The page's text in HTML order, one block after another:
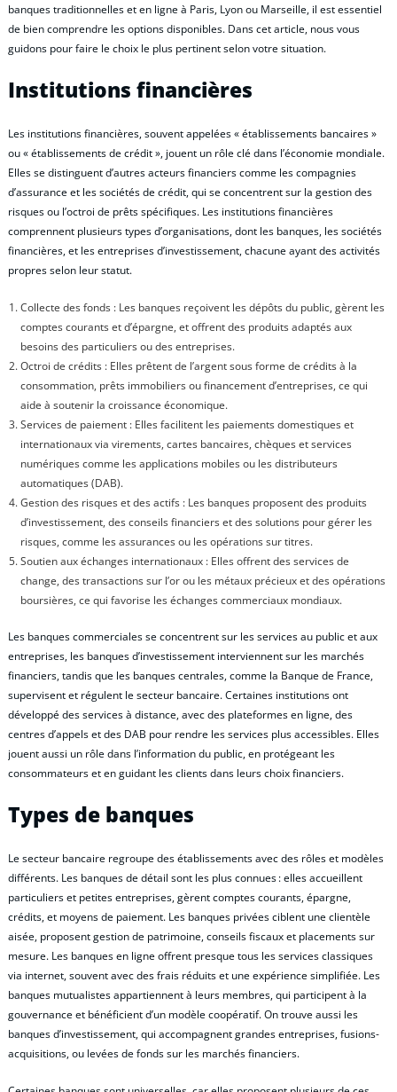
banques traditionnelles et en ligne à Paris, Lyon ou Marseille, il est essentiel
de bien comprendre les options disponibles. Dans cet article, nous vous
guidons pour faire le choix le plus pertinent selon votre situation.
Institutions financières
Les institutions financières, souvent appelées « établissements bancaires »
ou « établissements de crédit », jouent un rôle clé dans l’économie mondiale.
Elles se distinguent d’autres acteurs financiers comme les compagnies
d’assurance et les sociétés de crédit, qui se concentrent sur la gestion des
risques ou l’octroi de prêts spécifiques. Les institutions financières
comprennent plusieurs types d’organisations, dont les banques, les sociétés
financières, et les entreprises d’investissement, chacune ayant des activités
propres selon leur statut.
Collecte des fonds : Les banques reçoivent les dépôts du public, gèrent les
comptes courants et d’épargne, et offrent des produits adaptés aux
besoins des particuliers ou des entreprises.
Octroi de crédits : Elles prêtent de l’argent sous forme de crédits à la
consommation, prêts immobiliers ou financement d’entreprises, ce qui
aide à soutenir la croissance économique.
Services de paiement : Elles facilitent les paiements domestiques et
internationaux via virements, cartes bancaires, chèques et services
numériques comme les applications mobiles ou les distributeurs
automatiques (DAB).
Gestion des risques et des actifs : Les banques proposent des produits
d’investissement, des conseils financiers et des solutions pour gérer les
risques, comme les assurances ou les opérations sur titres.
Soutien aux échanges internationaux : Elles offrent des services de
change, des transactions sur l’or ou les métaux précieux et des opérations
boursières, ce qui favorise les échanges commerciaux mondiaux.
Les banques commerciales se concentrent sur les services au public et aux
entreprises, les banques d’investissement interviennent sur les marchés
financiers, tandis que les banques centrales, comme la Banque de France,
supervisent et régulent le secteur bancaire. Certaines institutions ont
développé des services à distance, avec des plateformes en ligne, des
centres d’appels et des DAB pour rendre les services plus accessibles. Elles
jouent aussi un rôle dans l’information du public, en protégeant les
consommateurs et en guidant les clients dans leurs choix financiers.
Types de banques
Le secteur bancaire regroupe des établissements avec des rôles et modèles
différents. Les banques de détail sont les plus connues : elles accueillent
particuliers et petites entreprises, gèrent comptes courants, épargne,
crédits, et moyens de paiement. Les banques privées ciblent une clientèle
aisée, proposent gestion de patrimoine, conseils fiscaux et placements sur
mesure. Les banques en ligne offrent presque tous les services classiques
via internet, souvent avec des frais réduits et une expérience simplifiée. Les
banques mutualistes appartiennent à leurs membres, qui participent à la
gouvernance et bénéficient d’un modèle coopératif. On trouve aussi les
banques d’investissement, qui accompagnent grandes entreprises, fusions-
acquisitions, ou levées de fonds sur les marchés financiers.